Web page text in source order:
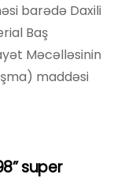
barədə Daxili
Baş
Məcəlləsinin
maddəsi
super